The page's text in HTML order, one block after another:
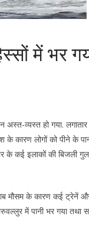
में भर
व्यस्त हो गया.
के कारण लोगों को पीने के
कई इलाकों की बिजली गुल
मौसम के कारण कई ट्रेनें
में पानी भर गया तथा